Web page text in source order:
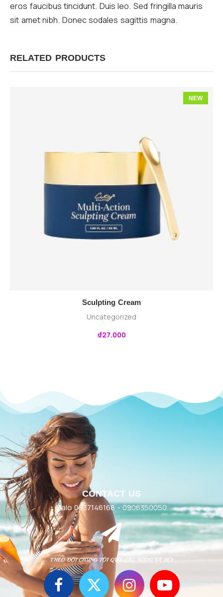
eros faucibus tincidunt. Duis leo. Sed fringilla mauris
sit amet nibh. Donec sodales sagittis magna.
RELATED PRODUCTS
NEW
Sculpting Cream
Uncategorized
₫27.000
CONTACT US
Zalo 0937146168 - 0906350050
THEO DÕI CHÚNG TÔI QUA CÁC MẠNG XÃ HỘI